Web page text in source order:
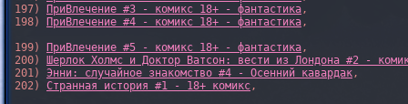
197)
ПриВлечение #3 - комикс 18+ - фантастика,
198)
ПриВлечение #4 - комикс 18+ - фантастика,
199)
ПриВлечение #5 - комикс 18+ - фантастика,
200) Шерлок Холмс и Доктор Ватсон: вести из Лондона #2 -
201) Энни: случайное знакомство #4 - Осенний кавардак,
202) Странная история #1 - 18+ комикс,